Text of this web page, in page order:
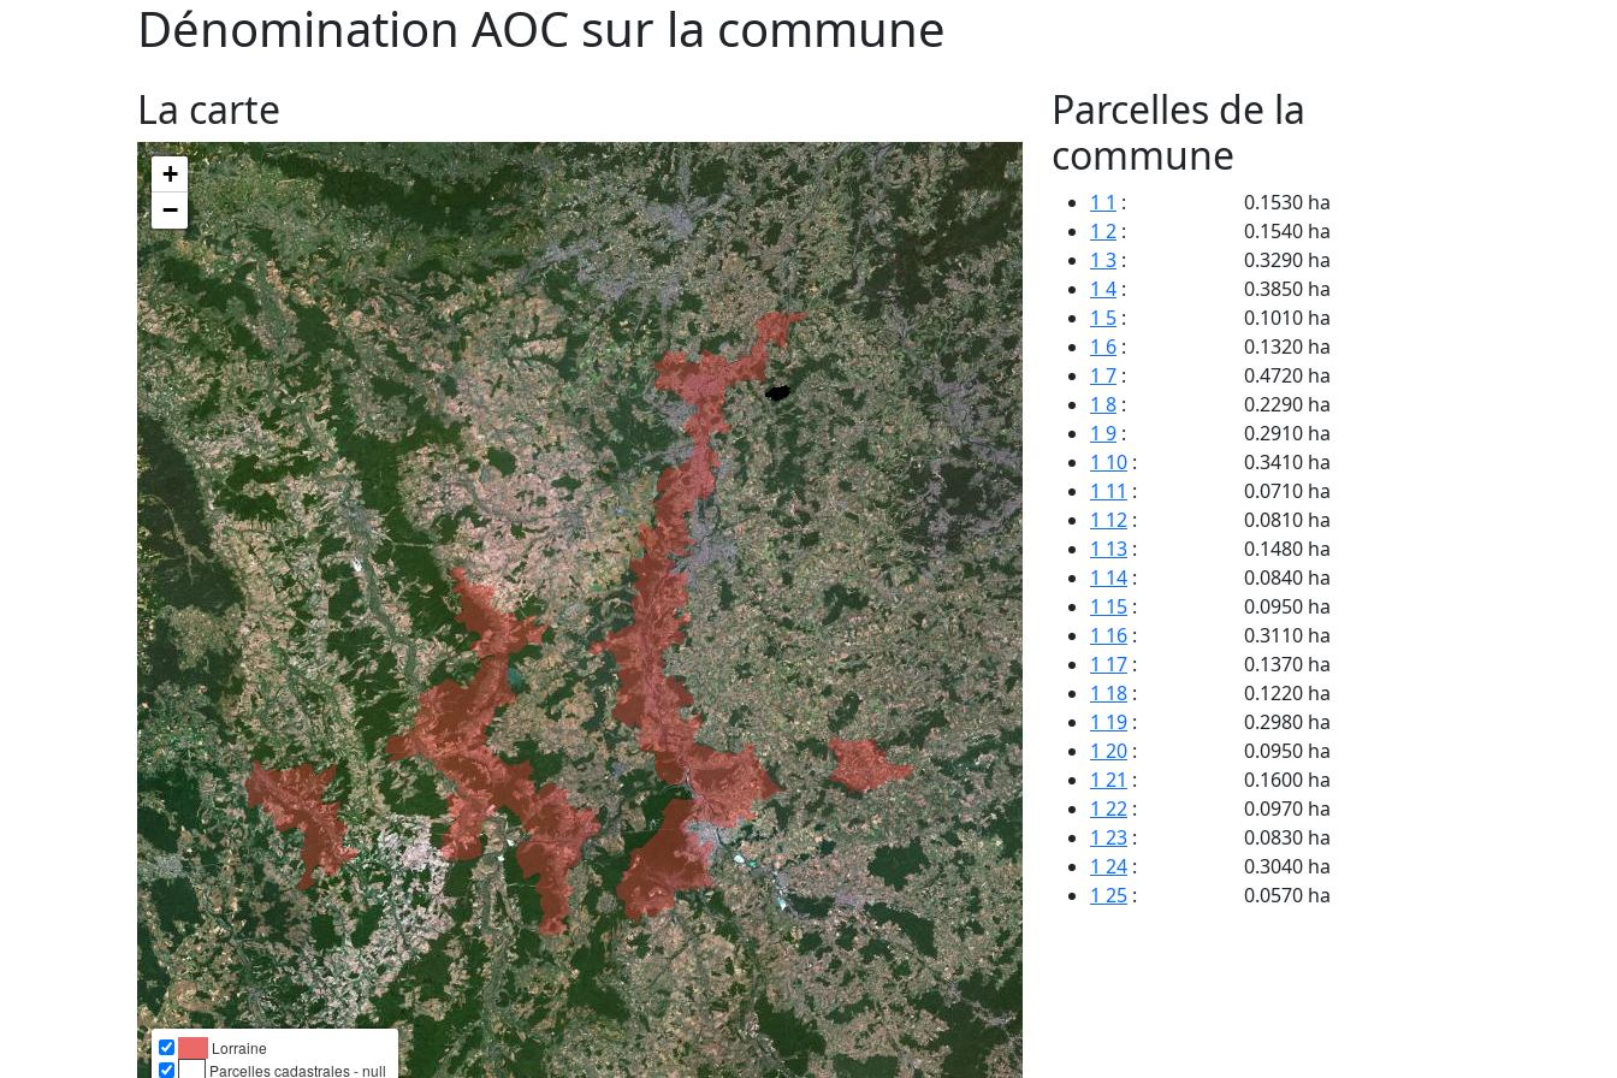
Dénomination AOC sur la commune
La carte
+
−
Lorraine
Parcelles cadastrales - null
Parcelles de la
commune
1 1 :
0.1530 ha
1 2 :
0.1540 ha
1 3 :
0.3290 ha
1 4 :
0.3850 ha
1 5 :
0.1010 ha
1 6 :
0.1320 ha
1 7 :
0.4720 ha
1 8 :
0.2290 ha
1 9 :
0.2910 ha
1 10 :
0.3410 ha
1 11 :
0.0710 ha
1 12 :
0.0810 ha
1 13 :
0.1480 ha
1 14 :
0.0840 ha
1 15 :
0.0950 ha
1 16 :
0.3110 ha
1 17 :
0.1370 ha
1 18 :
0.1220 ha
1 19 :
0.2980 ha
1 20 :
0.0950 ha
1 21 :
0.1600 ha
1 22 :
0.0970 ha
1 23 :
0.0830 ha
1 24 :
0.3040 ha
1 25 :
0.0570 ha